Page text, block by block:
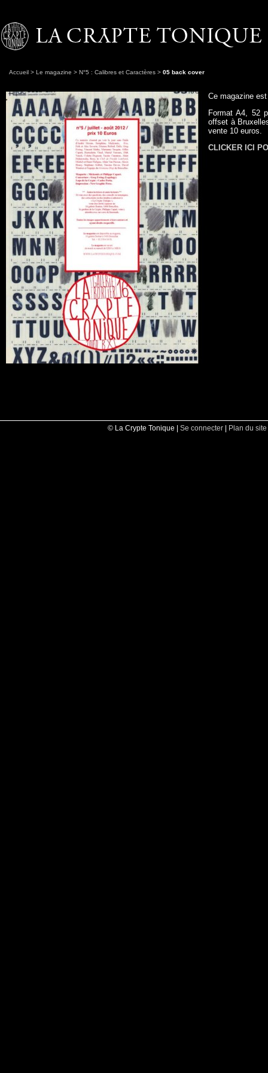
Accueil > Le magazine > N°5 : Calibres et Caractères > 05 back cover
Ce magazine
Format A4, 52
offset à
vente 10 euros.
CLICKER ICI
© La Crypte Tonique | Se connecter | Plan du site